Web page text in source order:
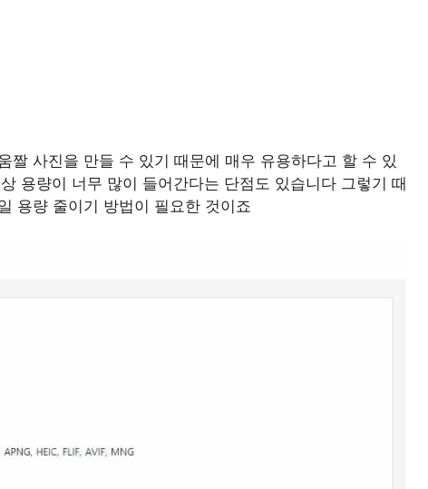
짤 사진을 만들 수 있기 때문에 매우 유용하다고 할 수 있
용량이 너무 많이 들어간다는 단점도 있습니다 그렇기 때
용량 줄이기 방법이 필요한 것이죠